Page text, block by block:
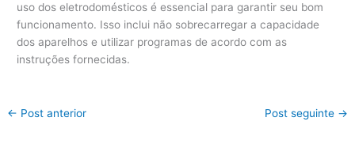
uso dos eletrodomésticos é essencial para garantir seu bom
funcionamento. Isso inclui não sobrecarregar a capacidade
dos aparelhos e utilizar programas de acordo com as
instruções fornecidas.
← Post anterior Post seguinte →